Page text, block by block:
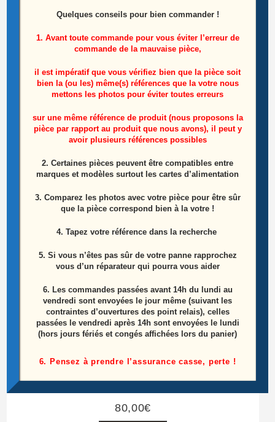
Carte Boutons Télé SAMSUNG LE40S86BD
Référence: BN41-00709A
25,00€
Lire la suite
ÉPUISÉ
Carte Mère Télé Samsung UE55HU8200L
80,00€
Quelques conseils pour bien commander !
1. Avant toute commande pour vous éviter l’erreur de
commande de la mauvaise pièce,
il est impératif que vous vérifiez bien que la pièce soit
bien la (ou les) même(s) références que la votre nous
mettons les photos pour éviter toutes erreurs
sur une même référence de produit (nous proposons la
pièce par rapport au produit que nous avons), il peut y
avoir plusieurs références possibles
2. Certaines pièces peuvent être compatibles entre
marques et modèles surtout les cartes d’alimentation
3. Comparez les photos avec votre pièce pour être sûr
que la pièce correspond bien à la votre !
4. Tapez votre référence dans la recherche
5. Si vous n’êtes pas sûr de votre panne rapprochez
vous d’un réparateur qui pourra vous aider
6. Les commandes passées avant 14h du lundi au
vendredi sont envoyées le jour même (suivant les
contraintes d’ouvertures des point relais), celles
passées le vendredi après 14h sont envoyées le lundi
(hors jours fériés et congés affichées lors du panier)
6. Pensez à prendre l’assurance casse, perte !